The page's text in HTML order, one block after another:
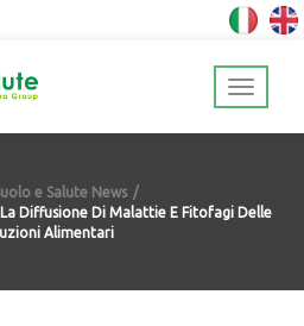
e Salute News
Diffusione Di Malattie E Fitofagi Delle
Alimentari